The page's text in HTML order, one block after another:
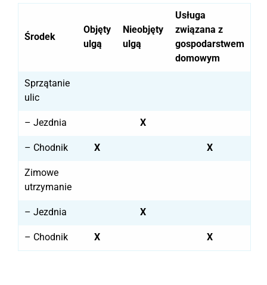
Środek
Objęty
ulgą
Nieobjęty
ulgą
Usługa
związana z
gospodarstwem
domowym
Sprzątanie
ulic
– Jezdnia X
– Chodnik X X
Zimowe
utrzymanie
– Jezdnia X
– Chodnik X X